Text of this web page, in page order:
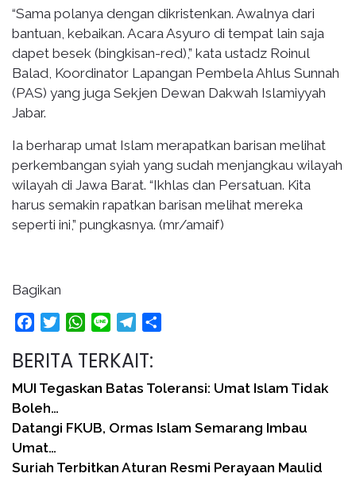
“Sama polanya dengan dikristenkan. Awalnya dari
bantuan, kebaikan. Acara Asyuro di tempat lain saja
dapet besek (bingkisan-red),” kata ustadz Roinul
Balad, Koordinator Lapangan Pembela Ahlus Sunnah
(PAS) yang juga Sekjen Dewan Dakwah Islamiyyah
Jabar.
Ia berharap umat Islam merapatkan barisan melihat
perkembangan syiah yang sudah menjangkau wilayah
wilayah di Jawa Barat. “Ikhlas dan Persatuan. Kita
harus semakin rapatkan barisan melihat mereka
seperti ini,” pungkasnya. (mr/amaif)
Bagikan
FacebookTwitterWhatsApp
Line Telegram
BERITA TERKAIT:
MUI Tegaskan Batas Toleransi: Umat Islam Tidak
Boleh…
Datangi FKUB, Ormas Islam Semarang Imbau
Umat…
Suriah Terbitkan Aturan Resmi Perayaan Maulid